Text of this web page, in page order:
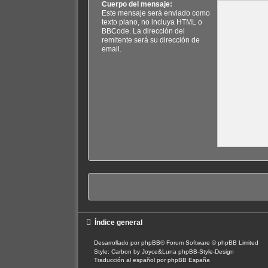
Cuerpo del mensaje:
Este mensaje será enviado como
texto plano, no incluya HTML o
BBCode. La dirección del
remitente será su dirección de
email.
Índice general
Desarrollado porphpBB® Forum Software © phpBB Limited
Style: Carbon by Joyce&Luna phpBB-Style-Design
Traducción al español porphpBB España